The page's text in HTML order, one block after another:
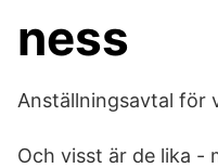
ness
Anställningsavtal för
Och visst är de lika -